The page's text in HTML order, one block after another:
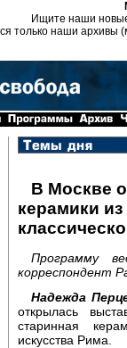
Ищите наши
только наши архивы
В Москве
керамики
Программу
корреспондент
Надежда
открылась
старинная
искусства Рима.